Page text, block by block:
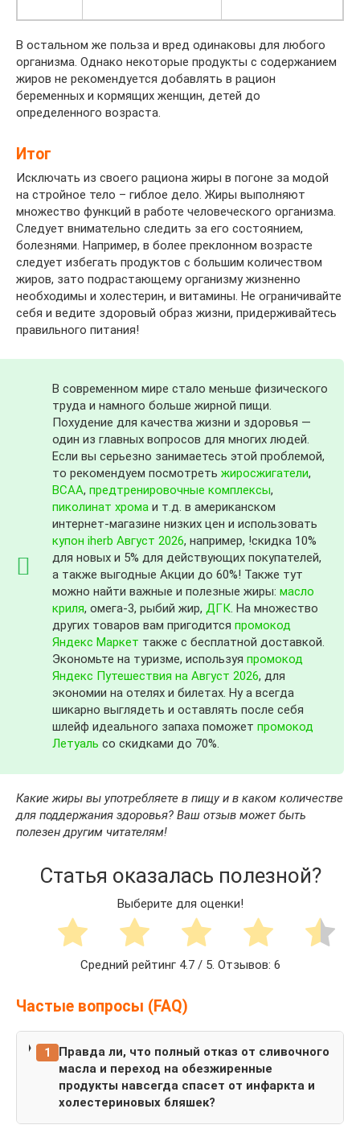
В остальном же польза и вред одинаковы для любого
организма. Однако некоторые продукты с содержанием
жиров не рекомендуется добавлять в рацион
беременных и кормящих женщин, детей до
определенного возраста.
Итог
Исключать из своего рациона жиры в погоне за модой
на стройное тело – гиблое дело. Жиры выполняют
множество функций в работе человеческого организма.
Следует внимательно следить за его состоянием,
болезнями. Например, в более преклонном возрасте
следует избегать продуктов с большим количеством
жиров, зато подрастающему организму жизненно
необходимы и холестерин, и витамины. Не ограничивайте
себя и ведите здоровый образ жизни, придерживайтесь
правильного питания!
В современном мире стало меньше физического
труда и намного больше жирной пищи.
Похудение для качества жизни и здоровья —
один из главных вопросов для многих людей.
Если вы серьезно занимаетесь этой проблемой,
то рекомендуем посмотреть жиросжигатели,
BCAA, предтренировочные комплексы,
пиколинат хрома и т.д. в американском
интернет-магазине низких цен и использовать
купон iherb Август 2026, например, !скидка 10%
для новых и 5% для действующих покупателей,
а также выгодные Акции до 60%! Также тут
можно найти важные и полезные жиры: масло
криля, омега-3, рыбий жир, ДГК. На множество
других товаров вам пригодится промокод
Яндекс Маркет также с бесплатной доставкой.
Экономьте на туризме, используя промокод
Яндекс Путешествия на Август 2026, для
экономии на отелях и билетах. Ну а всегда
шикарно выглядеть и оставлять после себя
шлейф идеального запаха поможет промокод
Летуаль со скидками до 70%.
Какие жиры вы употребляете в пищу и в каком количестве
для поддержания здоровья? Ваш отзыв может быть
полезен другим читателям!
Статья оказалась полезной?
Выберите для оценки!
Средний рейтинг 4.7/ 5. Отзывов: 6
Частые вопросы (FAQ)
1
Правда ли, что полный отказ от сливочного
масла и переход на обезжиренные
продукты навсегда спасет от инфаркта и
холестериновых бляшек?